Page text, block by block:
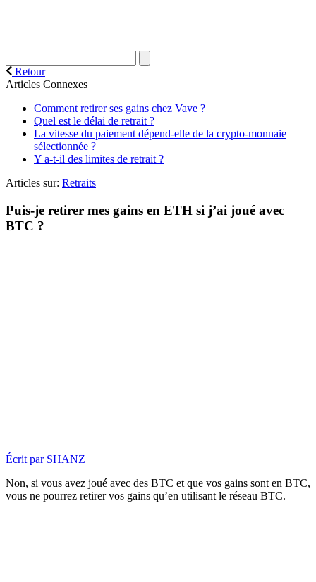
Retour
Articles Connexes
Comment retirer ses gains chez Vave ?
Quel est le délai de retrait ?
La vitesse du paiement dépend-elle de la crypto-monnaie
sélectionnée ?
Y a-t-il des limites de retrait ?
Articles sur: Retraits
Puis-je retirer mes gains en ETH si j’ai joué avec
BTC ?
Écrit par SHANZ
Non, si vous avez joué avec des BTC et que vos gains sont en BTC,
vous ne pourrez retirer vos gains qu’en utilisant le réseau BTC.